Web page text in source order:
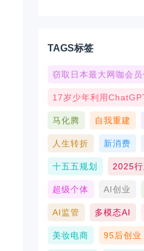
TAGS标签
窃取日本最大网咖会员
17岁少年利用
马化腾 自我重建
人生转折 新消费
十五五规划 2025
超级个体 AI创业
AI监管 多模态AI
美妆电商 95后创业